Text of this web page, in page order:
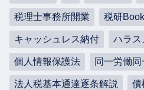
税理士事務所開業 税研
キャッシュレス納付 ハラス
個人情報保護法 同一労働同
法人税基本通達逐条解説 債